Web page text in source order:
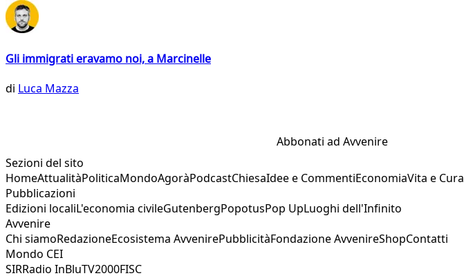
Gli immigrati eravamo noi, a Marcinelle
di Luca Mazza
Abbonati ad Avvenire
Sezioni del sito
HomeAttualitàPoliticaMondoAgoràPodcastChiesaIdee e CommentiEconomiaVita e Cura
Pubblicazioni
Edizioni localiL'economia civileGutenbergPopotusPop UpLuoghi dell'Infinito
Avvenire
Chi siamoRedazioneEcosistema AvvenirePubblicitàFondazione AvvenireShopContatti
Mondo CEI
SIRRadio InBluTV2000FISC